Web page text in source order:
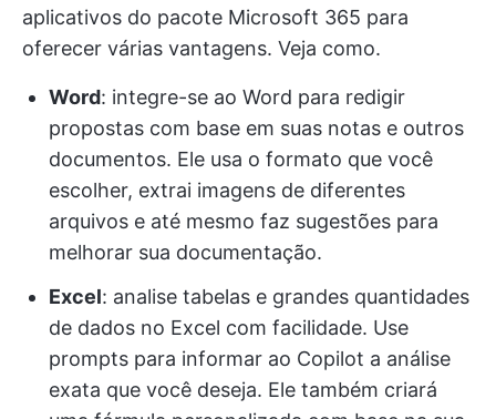
aplicativos do pacote Microsoft 365 para
oferecer várias vantagens. Veja como.
Word: integre-se ao Word para redigir
propostas com base em suas notas e outros
documentos. Ele usa o formato que você
escolher, extrai imagens de diferentes
arquivos e até mesmo faz sugestões para
melhorar sua documentação.
Excel: analise tabelas e grandes quantidades
de dados no Excel com facilidade. Use
prompts para informar ao Copilot a análise
exata que você deseja. Ele também criará